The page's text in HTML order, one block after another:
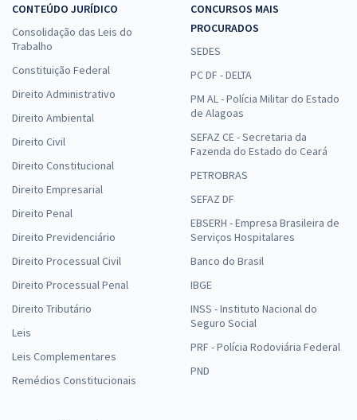
CONTEÚDO JURÍDICO
Consolidação das Leis do
Trabalho
Constituição Federal
Direito Administrativo
Direito Ambiental
Direito Civil
Direito Constitucional
Direito Empresarial
Direito Penal
Direito Previdenciário
Direito Processual Civil
Direito Processual Penal
Direito Tributário
Leis
Leis Complementares
Remédios Constitucionais
CONCURSOS MAIS
PROCURADOS
SEDES
PC DF - DELTA
PM AL - Polícia Militar do Estado
de Alagoas
SEFAZ CE - Secretaria da
Fazenda do Estado do Ceará
PETROBRAS
SEFAZ DF
EBSERH - Empresa Brasileira de
Serviços Hospitalares
Banco do Brasil
IBGE
INSS - Instituto Nacional do
Seguro Social
PRF - Polícia Rodoviária Federal
PND